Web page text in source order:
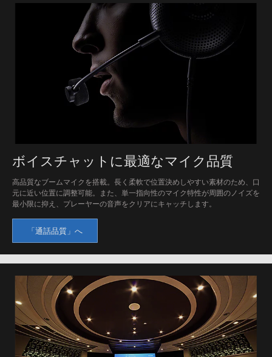
ボイスチャットに最適なマイク品質
高品質なブームマイクを搭載。長く柔軟で位置決めしやすい素材のため、口
元に近い位置に調整可能。また、単一指向性のマイク特性が周囲のノイズを
最小限に抑え、プレーヤーの音声をクリアにキャッチします。
「通話品質」へ